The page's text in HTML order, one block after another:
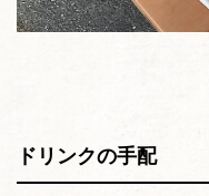
ドリンクの手配